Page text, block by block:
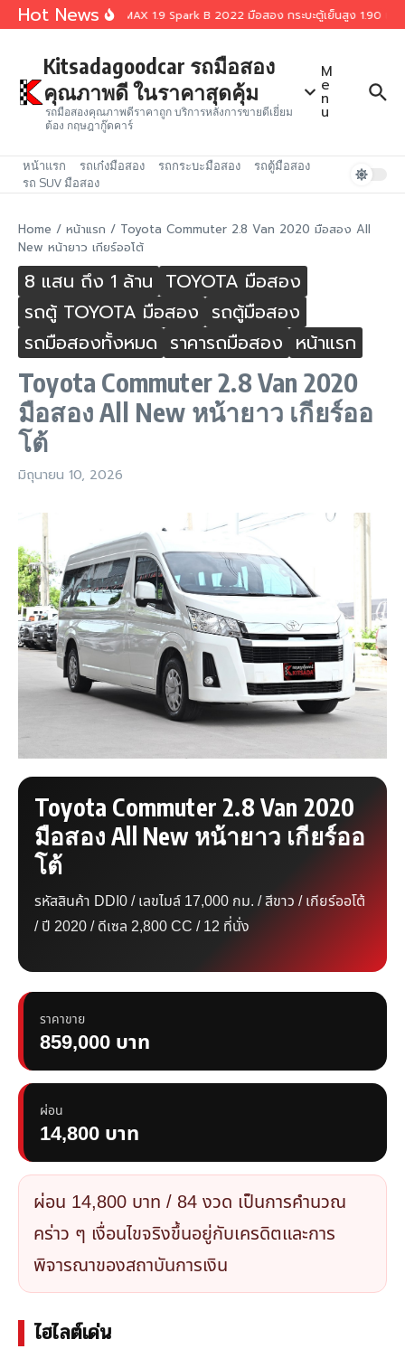
Skip to content
Hot NewsIsuzu D-MAX 1.9 Spark B 2022 มือสอง กระบะตู้เย็นสูง 1.90 เมตร
Kitsadagoodcar รถมือสอง
คุณภาพดี ในราคาสุดคุ้ม
รถมือสองคุณภาพดีราคาถูก บริการหลังการขายดีเยี่ยม
ต้อง กฤษฎากู๊ดคาร์
M
e
n
u
หน้าแรก รถเก๋งมือสอง รถกระบะมือสอง
รถตู้มือสอง
รถ SUV มือสอง
Home / หน้าแรก / Toyota Commuter 2.8 Van 2020 มือสอง All
New หน้ายาว เกียร์ออโต้
8 แสน ถึง 1 ล้าน TOYOTA มือสอง
รถตู้ TOYOTA มือสอง รถตู้มือสอง
รถมือสองทั้งหมด ราคารถมือสอง หน้าแรก
Toyota Commuter 2.8 Van 2020
มือสอง All New หน้ายาว เกียร์ออ
โต้
มิถุนายน 10, 2026
Toyota Commuter 2.8 Van 2020
มือสอง All New หน้ายาว เกียร์ออ
โต้
รหัสสินค้า DDI0 / เลขไมล์ 17,000 กม. / สีขาว / เกียร์ออโต้
/ ปี 2020 / ดีเซล 2,800 CC / 12 ที่นั่ง
ราคาขาย
859,000 บาท
ผ่อน
14,800 บาท
ผ่อน 14,800 บาท / 84 งวด เป็นการคำนวณ
คร่าว ๆ เงื่อนไขจริงขึ้นอยู่กับเครดิตและการ
พิจารณาของสถาบันการเงิน
ไฮไลต์เด่น